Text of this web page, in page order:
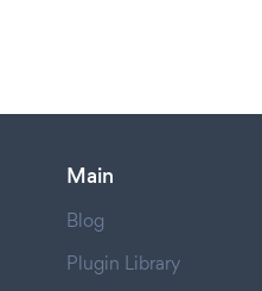
Main
Blog
Plugin Library